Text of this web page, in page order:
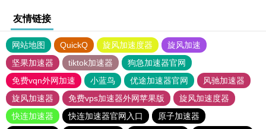
友情链接
网站地图 QuickQ 旋风加速度器
旋风加速
坚果加速器
tiktok加速器
狗急加速器官网
免费vqn外网加速
小蓝鸟 优途加速器官网
风驰加速器
旋风加速器
免费vps加速器外网苹果版
旋风加速度器
快连加速器
快连加速器官网入口 原子加速器